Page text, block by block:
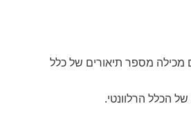
מכילה מספר תיאורים של כלל
של הכלל הרלוונטי.